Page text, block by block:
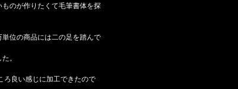
のが作りたくて毛筆書体を探
位の商品には二の足を踏んで
。
ろ良い感じに加工できたので